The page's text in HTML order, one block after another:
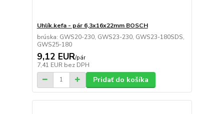
Uhlík.kefa - pár 6,3x16x22mm BOSCH
brúska: GWS20-230, GWS23-230, GWS23-180SDS,
GWS25-180
9,12 EUR/pár
7,41 EUR bez DPH
Pridať do košíka